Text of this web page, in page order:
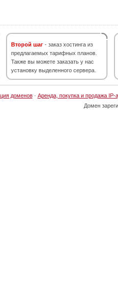
Второй шаг - заказ хостинга из
предлагаемых тарифных планов.
Также вы можете заказать у нас
установку выделенного сервера.
доменов· Аренда, покупка и продажа IP-
Домен